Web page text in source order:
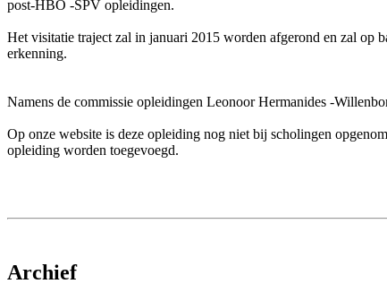
post-HBO -SPV opleidingen.
Het visitatie traject zal in januari 2015 worden afgerond en zal op
erkenning.
Namens de commissie opleidingen Leonoor Hermanides -
Op onze website is deze opleiding nog niet bij scholingen
opleiding worden toegevoegd.
Archief